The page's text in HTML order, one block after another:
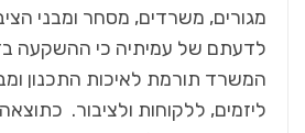
מגורים, משרדים, מסחר ומבני
לדעתם של עמיתיה כי ההשקעה
המשרד תורמת לאיכות התכנון
ליזמים, ללקוחות ולציבור.